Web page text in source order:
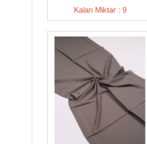
Kalan Miktar : 9